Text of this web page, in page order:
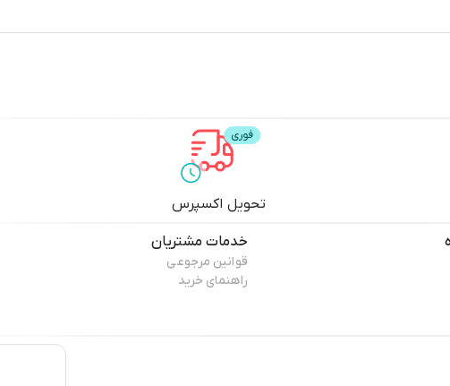
تحویل اکسپرس
خدمات مشتریان
قوانین مرجوعی
راهنمای خرید